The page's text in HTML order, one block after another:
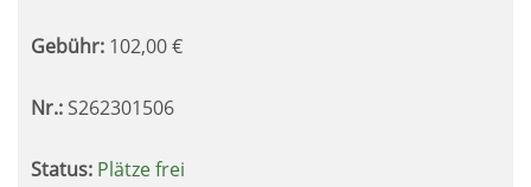
Gebühr: 102,00€
Nr.: S262301506
Status: Plätze frei